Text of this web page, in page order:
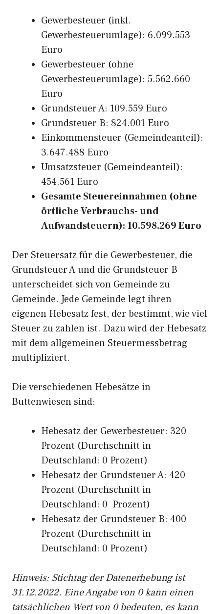
Gewerbesteuer (inkl.
Gewerbesteuerumlage): 6.099.553
Euro
Gewerbesteuer (ohne
Gewerbesteuerumlage): 5.562.660
Euro
Grundsteuer A: 109.559 Euro
Grundsteuer B: 824.001 Euro
Einkommensteuer (Gemeindeanteil):
3.647.488 Euro
Umsatzsteuer (Gemeindeanteil):
454.561 Euro
Gesamte Steuereinnahmen (ohne
örtliche Verbrauchs- und
Aufwandsteuern): 10.598.269 Euro
Der Steuersatz für die Gewerbesteuer, die
Grundsteuer A und die Grundsteuer B
unterscheidet sich von Gemeinde zu
Gemeinde. Jede Gemeinde legt ihren
eigenen Hebesatz fest, der bestimmt, wie viel
Steuer zu zahlen ist. Dazu wird der Hebesatz
mit dem allgemeinen Steuermessbetrag
multipliziert.
Die verschiedenen Hebesätze in
Buttenwiesen sind:
Hebesatz der Gewerbesteuer: 320
Prozent (Durchschnitt in
Deutschland: 0 Prozent)
Hebesatz der Grundsteuer A: 420
Prozent (Durchschnitt in
Deutschland: 0 Prozent)
Hebesatz der Grundsteuer B: 400
Prozent (Durchschnitt in
Deutschland: 0 Prozent)
Hinweis: Stichtag der Datenerhebung ist
31.12.2022. Eine Angabe von 0 kann einen
tatsächlichen Wert von 0 bedeuten, es kann